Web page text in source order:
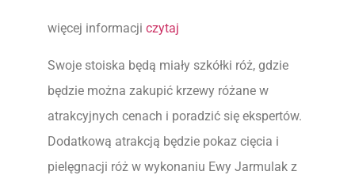
więcej informacji czytaj
Swoje stoiska będą miały szkółki róż, gdzie
będzie można zakupić krzewy różane w
atrakcyjnych cenach i poradzić się ekspertów.
Dodatkową atrakcją będzie pokaz cięcia i
pielęgnacji róż w wykonaniu Ewy Jarmulak z